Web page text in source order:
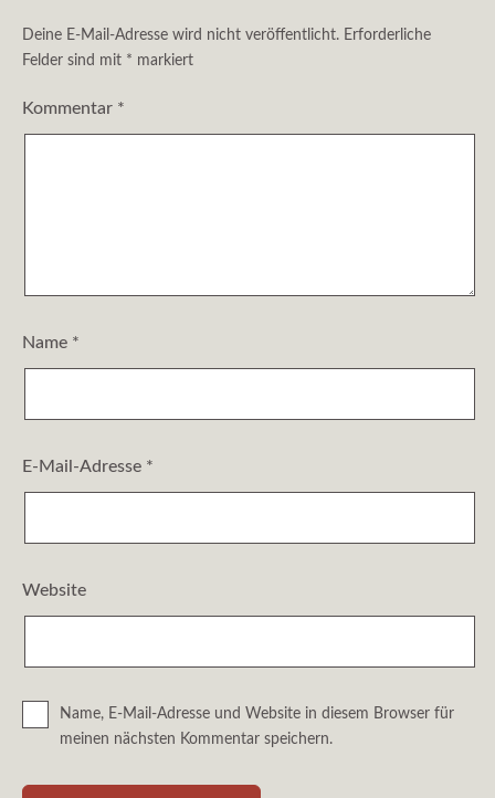
Deine E-Mail-Adresse wird nicht veröffentlicht. Erforderliche
Felder sind mit * markiert
Kommentar *
Name *
E-Mail-Adresse *
Website
Name, E-Mail-Adresse und Website in diesem Browser für
meinen nächsten Kommentar speichern.